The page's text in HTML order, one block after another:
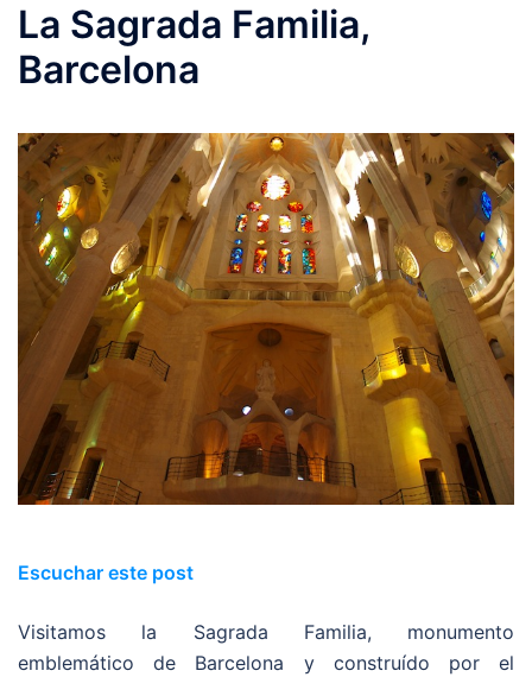
La Sagrada Familia,
Barcelona
Escuchar este post
Visitamos la Sagrada Familia, monumento
emblemático de Barcelona y construído por el